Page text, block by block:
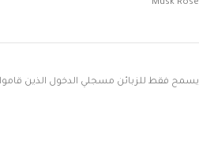
Musk Rose
يسمح فقط للزبائن مسجلي الدخول الذين